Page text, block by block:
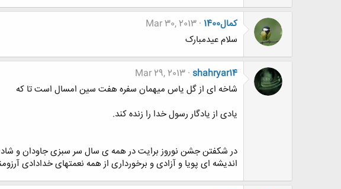
کمال1400
Mar 30, 2013
سلام عیدمبارک
shahryar14
Mar 29, 2013
شاخه ای از گل یاس میهمان سفره هفت سین امسال است تا که
یادی از یادگار رسول خدا را زنده کند.
در شکفتن جشن نوروز برایت در همه ی سال سر سبزی جاودان و
اندیشه ای پویا و آزادی و برخورداری از همه نعمتهای خدادادی